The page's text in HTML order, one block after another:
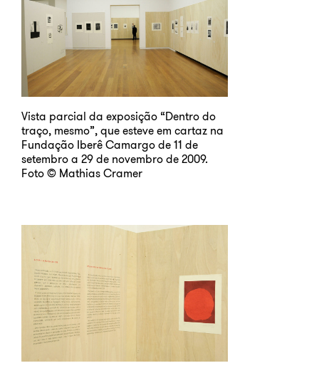
Vista parcial da exposição “Dentro do
traço, mesmo”, que esteve em cartaz na
Fundação Iberê Camargo de 11 de
setembro a 29 de novembro de 2009.
Foto © Mathias Cramer